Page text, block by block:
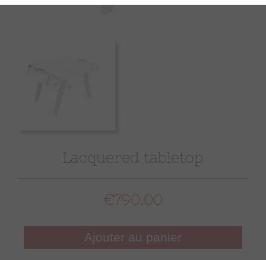
Lacquered tabletop
€790.00
Ajouter au panier